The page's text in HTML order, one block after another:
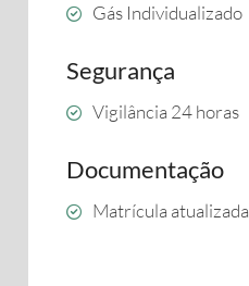
Gás Individualizado
Segurança
Vigilância 24 horas
Documentação
Matrícula atualizada